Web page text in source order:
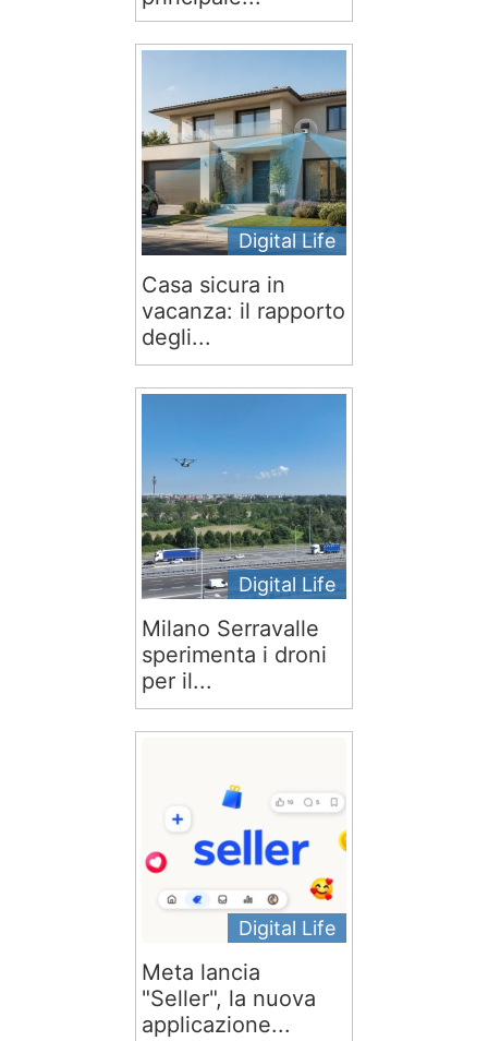
Digital Life
Casa sicura in
vacanza: il rapporto
degli...
Digital Life
Milano Serravalle
sperimenta i droni
per il...
Digital Life
Meta lancia
"Seller", la nuova
applicazione...